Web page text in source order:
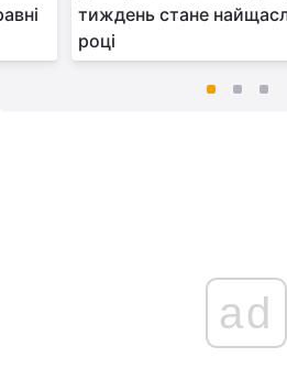
тиждень стане
році
ad